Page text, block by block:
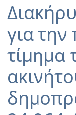
για
τίμημα